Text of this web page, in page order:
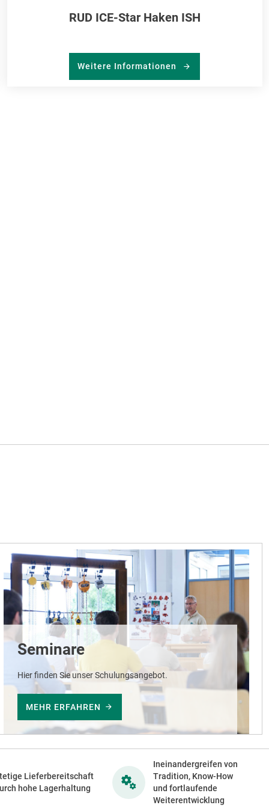
RUD ICE-Star Haken ISH
Weitere Informationen
Seminare
Hier finden Sie unser Schulungsangebot.
MEHR ERFAHREN
Lieferbereitschaft
hohe Lagerhaltung
Ineinandergreifen von
Tradition, Know-How
und fortlaufende
Weiterentwicklung